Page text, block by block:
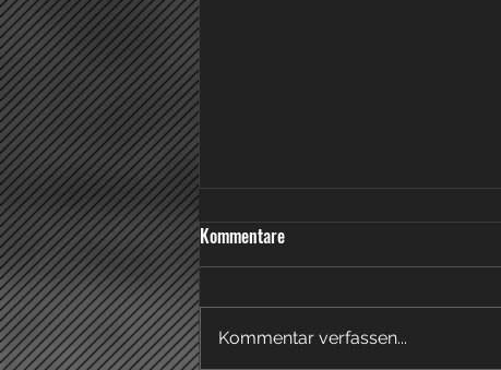
Neuer Mitgliedsbeitrag ab
euch mit diesem Infobrief über
Kommentare
Kommentar verfassen...